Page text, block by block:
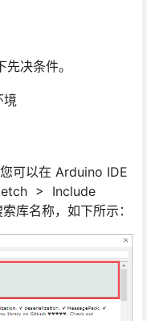
决条件。
境
可以在 Arduino IDE
> Include
名称，如下所示：